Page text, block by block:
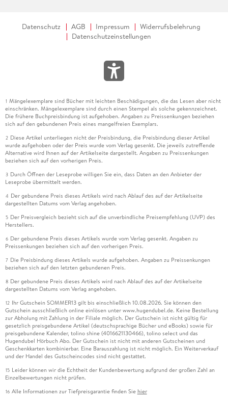
Datenschutz AGB Impressum
Widerrufsbelehrung
Datenschutzeinstellungen
1 Mängelexemplare sind Bücher mit leichten Beschädigungen, die das Lesen aber nicht
einschränken. Mängelexemplare sind durch einen Stempel als solche gekennzeichnet.
Die frühere Buchpreisbindung ist aufgehoben. Angaben zu Preissenkungen beziehen
sich auf den gebundenen Preis eines mangelfreien Exemplars.
2 Diese Artikel unterliegen nicht der Preisbindung, die Preisbindung dieser Artikel
wurde aufgehoben oder der Preis wurde vom Verlag gesenkt. Die jeweils zutreffende
Alternative wird Ihnen auf der Artikelseite dargestellt. Angaben zu Preissenkungen
beziehen sich auf den vorherigen Preis.
3 Durch Öffnen der Leseprobe willigen Sie ein, dass Daten an den Anbieter der
Leseprobe übermittelt werden.
4 Der gebundene Preis dieses Artikels wird nach Ablauf des auf der Artikelseite
dargestellten Datums vom Verlag angehoben.
5 Der Preisvergleich bezieht sich auf die unverbindliche Preisempfehlung (UVP) des
Herstellers.
6 Der gebundene Preis dieses Artikels wurde vom Verlag gesenkt. Angaben zu
Preissenkungen beziehen sich auf den vorherigen Preis.
7 Die Preisbindung dieses Artikels wurde aufgehoben. Angaben zu Preissenkungen
beziehen sich auf den letzten gebundenen Preis.
8 Der gebundene Preis dieses Artikels wird nach Ablauf des auf der Artikelseite
dargestellten Datums vom Verlag angehoben.
12 Ihr Gutschein SOMMER13 gilt bis einschließlich 10.08.2026. Sie können den
Gutschein ausschließlich online einlösen unter www.hugendubel.de. Keine Bestellung
zur Abholung mit Zahlung in der Filiale möglich. Der Gutschein ist nicht gültig für
gesetzlich preisgebundene Artikel (deutschsprachige Bücher und eBooks) sowie für
preisgebundene Kalender, tolino shine (4016621130466), tolino select und das
Hugendubel Hörbuch Abo. Der Gutschein ist nicht mit anderen Gutscheinen und
Geschenkkarten kombinierbar. Eine Barauszahlung ist nicht möglich. Ein Weiterverkauf
und der Handel des Gutscheincodes sind nicht gestattet.
15 Leider können wir die Echtheit der Kundenbewertung aufgrund der großen Zahl an
Einzelbewertungen nicht prüfen.
16 Alle Informationen zur Tiefpreisgarantie finden Sie hier